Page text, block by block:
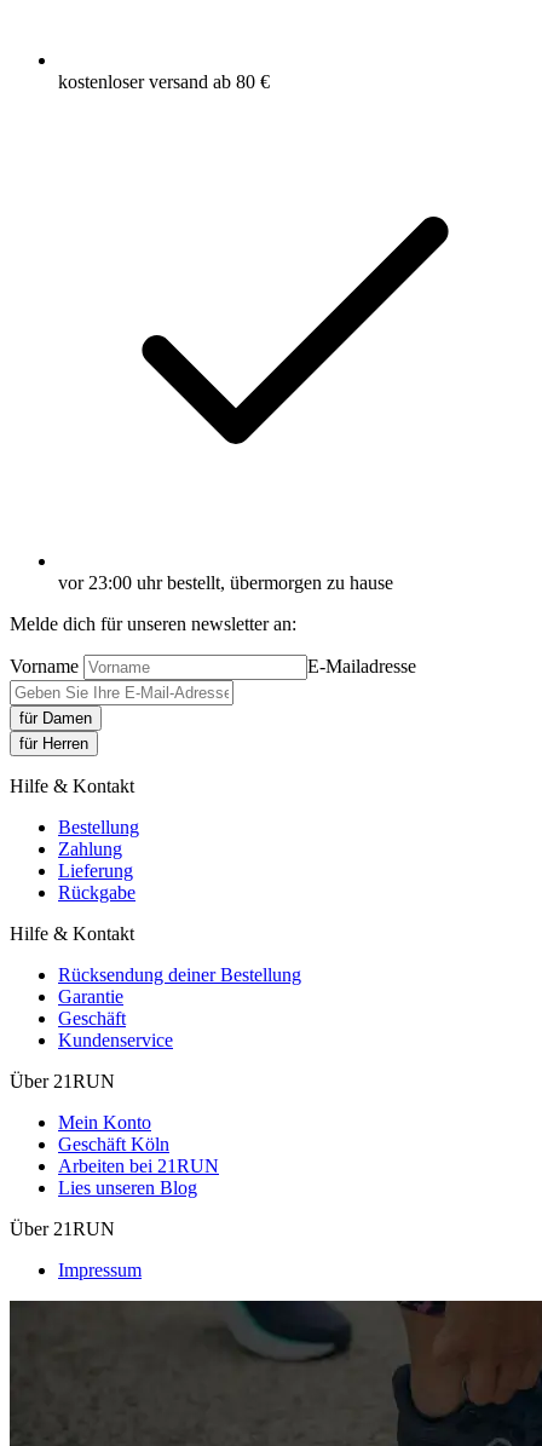
kostenloser versand ab 80 €
vor 23:00 uhr bestellt, übermorgen zu hause
Melde dich für unseren newsletter an:
Vorname E-Mailadresse
für Damen
für Herren
Hilfe & Kontakt
Bestellung
Zahlung
Lieferung
Rückgabe
Hilfe & Kontakt
Rücksendung deiner Bestellung
Garantie
Geschäft
Kundenservice
Über 21RUN
Mein Konto
Geschäft Köln
Arbeiten bei 21RUN
Lies unseren Blog
Über 21RUN
Impressum